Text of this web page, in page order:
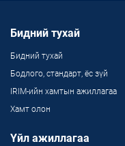
Бидний тухай
Бидний тухай
Бодлого, стандарт, ёс зүй
IRIM-ийн хамтын ажиллагаа
Хамт олон
Үйл ажиллагаа